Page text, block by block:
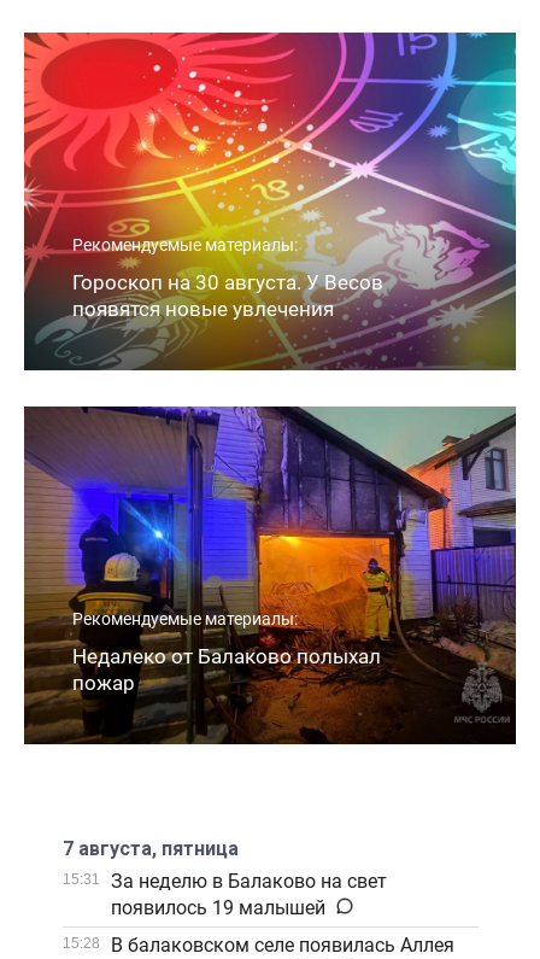
Рекомендуемые материалы:
Гороскоп на 30 августа. У Весов
появятся новые увлечения
Рекомендуемые материалы:
Недалеко от Балаково полыхал
пожар
7 августа, пятница
15:31
За неделю в Балаково на свет
появилось 19 малышей
15:28
В балаковском селе появилась Аллея